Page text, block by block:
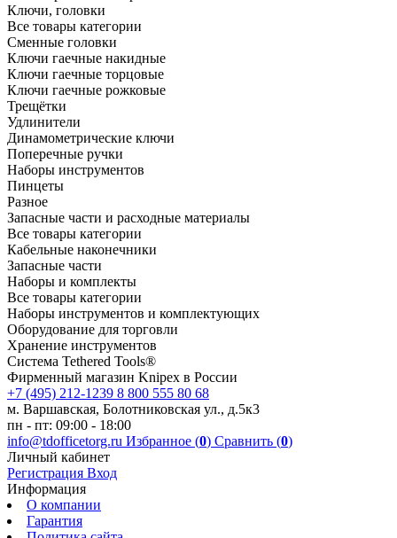
Ключи, головки
Все товары категории
Сменные головки
Ключи гаечные накидные
Ключи гаечные торцовые
Ключи гаечные рожковые
Трещётки
Удлинители
Динамометрические ключи
Поперечные ручки
Наборы инструментов
Пинцеты
Разное
Запасные части и расходные материалы
Все товары категории
Кабельные наконечники
Запасные части
Наборы и комплекты
Все товары категории
Наборы инструментов и комплектующих
Оборудование для торговли
Хранение инс­тру­мен­тов
Система Tethered Tools®
Фирменный магазин Knipex в России
+7 (495) 212-1239 8 800 555 80 68
м. Варшавская, Болотниковская ул., д.5к3
пн - пт: 09:00 - 18:00
info@tdofficetorg.ru Избранное (0) Сравнить (0)
Личный кабинет
Регистрация Вход
Информация
О компании
Гарантия